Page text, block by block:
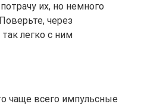
их, но немного
через
легко с ним
чаще всего импульсные